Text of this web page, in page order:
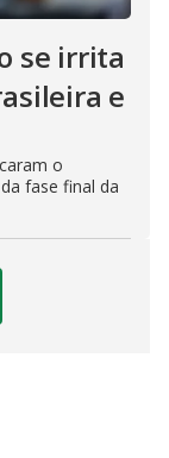
se irrita
e
o
fase final da